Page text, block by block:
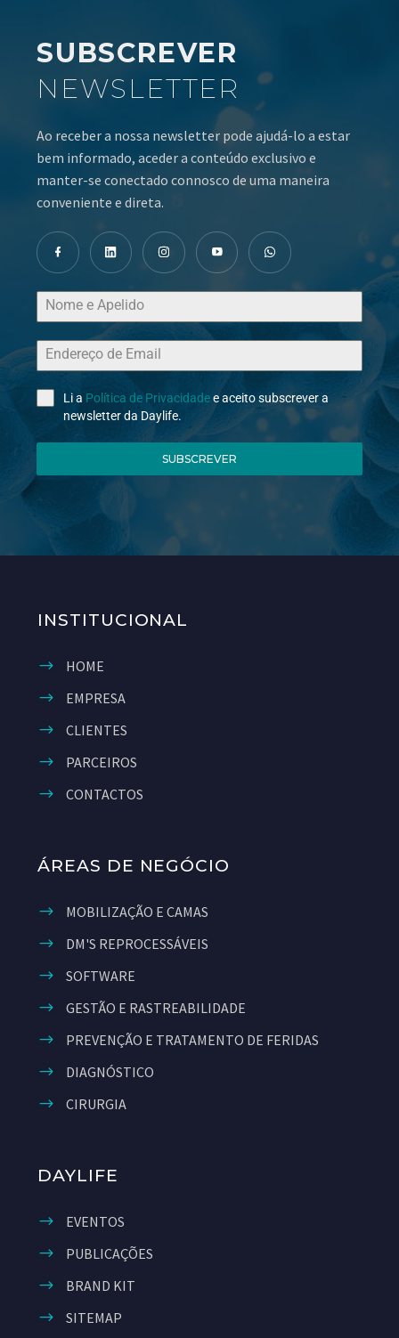
SUBSCREVER
NEWSLETTER
Ao receber a nossa newsletter pode ajudá-lo a estar
bem informado, aceder a conteúdo exclusivo e
manter-se conectado connosco de uma maneira
conveniente e direta.
Li a Política de Privacidadee aceito subscrever a
newsletter da Daylife.
SUBSCREVER
INSTITUCIONAL
HOME
EMPRESA
CLIENTES
PARCEIROS
CONTACTOS
ÁREAS DE NEGÓCIO
MOBILIZAÇÃO E CAMAS
DM'S REPROCESSÁVEIS
SOFTWARE
GESTÃO E RASTREABILIDADE
PREVENÇÃO E TRATAMENTO DE FERIDAS
DIAGNÓSTICO
CIRURGIA
DAYLIFE
EVENTOS
PUBLICAÇÕES
BRAND KIT
SITEMAP